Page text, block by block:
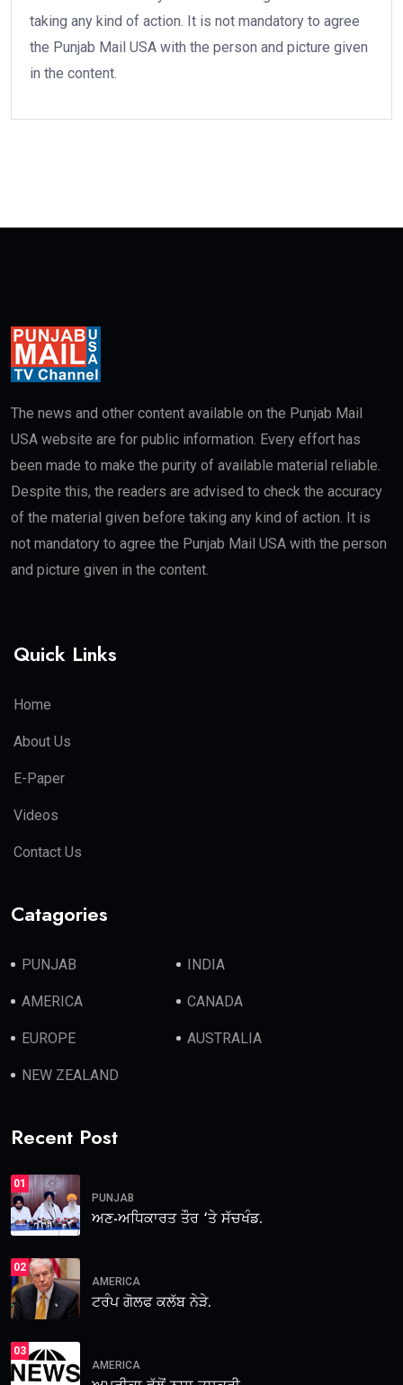
taking any kind of action. It is not mandatory to agree
the Punjab Mail USA with the person and picture given
in the content.
The news and other content available on the Punjab Mail
USA website are for public information. Every effort has
been made to make the purity of available material reliable.
Despite this, the readers are advised to check the accuracy
of the material given before taking any kind of action. It is
not mandatory to agree the Punjab Mail USA with the person
and picture given in the content.
Quick Links
Home
About Us
E-Paper
Videos
Contact Us
Catagories
PUNJAB INDIA
AMERICA CANADA
EUROPE AUSTRALIA
NEW ZEALAND
Recent Post
01
PUNJAB
ਅਣ-ਅਧਿਕਾਰਤ ਤੌਰ ‘ਤੇ ਸੱਚਖੰਡ.
02
AMERICA
ਟਰੰਪ ਗੋਲਫ ਕਲੱਬ ਨੇੜੇ.
03
AMERICA